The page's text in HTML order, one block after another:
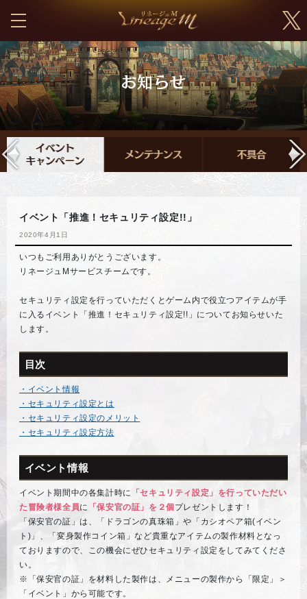
イベント「推進！セキュリティ設定!!」
2020年4月1日
いつもご利用ありがとうございます。
リネージュMサービスチームです。
セキュリティ設定を行っていただくとゲーム内で役立つアイテムが手
に入るイベント「推進！セキュリティ設定!!」についてお知らせいた
します。
目次
・イベント情報
・セキュリティ設定とは
・セキュリティ設定のメリット
・セキュリティ設定方法
イベント情報
イベント期間中の各集計時に
「セキュリティ設定」を行っていただい
た冒険者様全員に 「保安官の証」を２個プレゼントします！
「保安官の証」は、「ドラゴンの真珠箱」や「カシオペア箱(イベン
ト)」、「変身製作コイン箱」など貴重なアイテムの製作材料となっ
ておりますので、この機会にぜひセキュリティ設定をしてみてくださ
い。
※「保安官の証」を材料した製作は、メニューの製作から「限定」＞
「イベント」から可能です。